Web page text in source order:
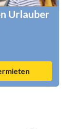
Urlauber